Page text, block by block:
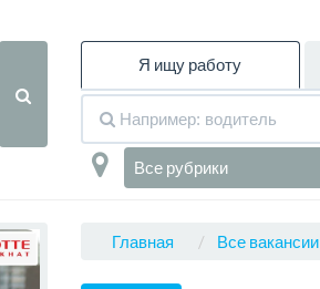
Я ищу работу
Все рубрики
Главная Все вакансии